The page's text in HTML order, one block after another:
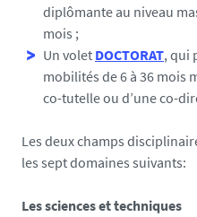
diplômante au niveau
mois ;
Un volet DOCTORAT, qui
mobilités de 6 à 36 mois
co-tutelle ou d’une co-
Les deux champs
les sept domaines suivants:
Les sciences et techniques